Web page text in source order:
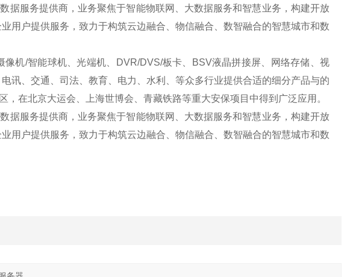
据服务提供商，业务聚焦于智能物联网、大数据服务和智慧业务，构建开放
用户提供服务，致力于构筑云边融合、物信融合、数智融合的智慧城市和数
机/智能球机、光端机、DVR/DVS/板卡、BSV液晶拼接屏、网络存储、视
讯、交通、司法、教育、电力、水利、等众多行业提供合适的细分产品与的
在北京大运会、上海世博会、青藏铁路等重大安保项目中得到广泛应用。
据服务提供商，业务聚焦于智能物联网、大数据服务和智慧业务，构建开放
用户提供服务，致力于构筑云边融合、物信融合、数智融合的智慧城市和数